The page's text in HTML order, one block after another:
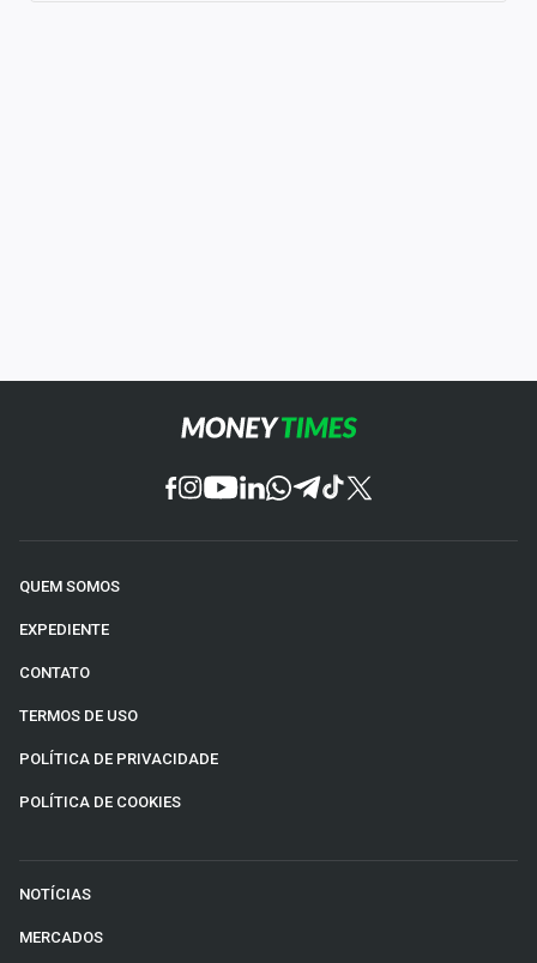
QUEM SOMOS
EXPEDIENTE
CONTATO
TERMOS DE USO
POLÍTICA DE PRIVACIDADE
POLÍTICA DE COOKIES
NOTÍCIAS
MERCADOS